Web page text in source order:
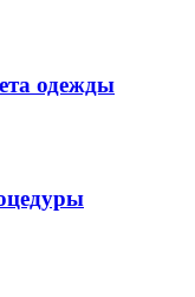
одежды